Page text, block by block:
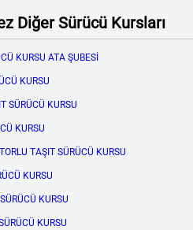
Diğer Sürücü Kursları
KURSU ATA ŞUBESİ
KURSU
SÜRÜCÜ KURSU
KURSU
TAŞIT SÜRÜCÜ KURSU
KURSU
KURSU
KURSU